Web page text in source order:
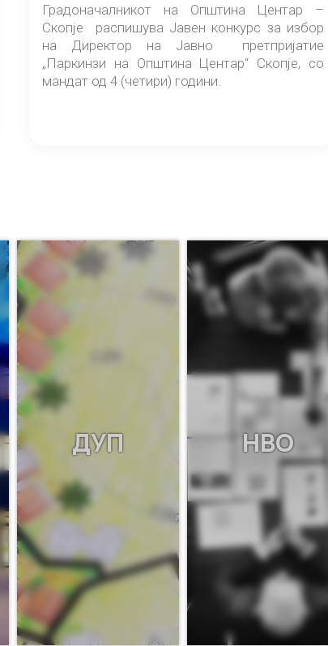
Градоначалникот на Општина Центар –
Скопје распишува Јавен конкурс за избор
на Директор на Јавно претпријатие
„Паркинзи на Општина Центар“ Скопје, со
мандат од 4 (четири) години.
ДУП НВО